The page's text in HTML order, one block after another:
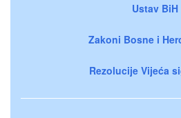
Ustav BiH
Zakoni Bosne i
Rezolucije Vijeća